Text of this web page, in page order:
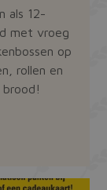
als 12-
met vroeg
op
rollen en